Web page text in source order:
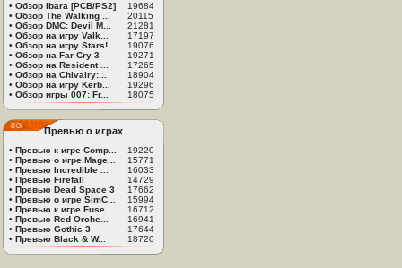
• Обзор Ibara [PCB/PS2]
19684
• Обзор The Walking ...
20115
• Обзор DMC: Devil M...
21281
• Обзор на игру Valk...
17197
• Обзор на игру Stars!
19076
• Обзор на Far Cry 3
19271
• Обзор на Resident ...
17265
• Обзор на Chivalry:...
18904
• Обзор на игру Kerb...
19296
• Обзор игры 007: Fr... 18075
Превью о играх
• Превью к игре Comp...
19220
• Превью о игре Mage...
15771
• Превью Incredible ...
16033
• Превью Firefall
14729
• Превью Dead Space 3
17662
• Превью о игре SimC...
15994
• Превью к игре Fuse
16712
• Превью Red Orche...
16941
• Превью Gothic 3
17644
• Превью Black & W... 18720